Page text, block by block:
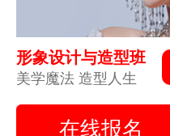
形象设计与造型班
美学魔法 造型人生
在线报名